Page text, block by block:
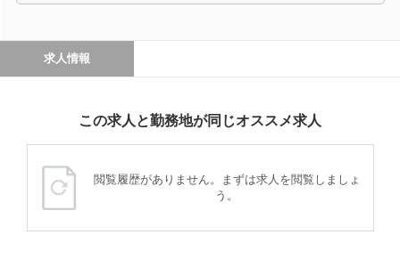
求人情報
この求人と勤務地が同じオススメ求人
閲覧履歴がありません。まずは求人を閲覧しましょ
う。